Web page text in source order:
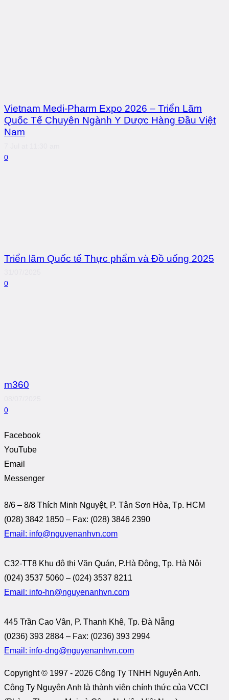
Vietnam Medi-Pharm Expo 2026 – Triển Lãm
Quốc Tế Chuyên Ngành Y Dược Hàng Đầu Việt
Nam
0
Triển lãm Quốc tế Thực phẩm và Đồ uống 2025
0
m360
0
Facebook
YouTube
Email
Messenger
8/6 – 8/8 Thích Minh Nguyệt, P. Tân Sơn Hòa, Tp. HCM
(028) 3842 1850 – Fax: (028) 3846 2390
Email: info@nguyenanhvn.com
C32-TT8 Khu đô thị Văn Quán, P.Hà Đông, Tp. Hà Nội
(024) 3537 5060 – (024) 3537 8211
Email: info-hn@nguyenanhvn.com
445 Trần Cao Vân, P. Thanh Khê, Tp. Đà Nẵng
(0236) 393 2884 – Fax: (0236) 393 2994
Email: info-dng@nguyenanhvn.com
Copyright © 1997 - 2026 Công Ty TNHH Nguyên Anh.
Công Ty Nguyên Anh là thành viên chính thức của VCCI